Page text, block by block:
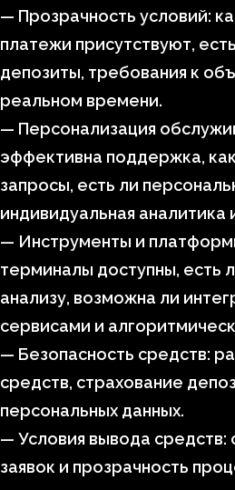
— Прозрачность условий:
платежи присутствуют,
депозиты, требования к
реальном времени.
— Персонализация
эффективна поддержка,
запросы, есть ли
индивидуальная аналитика
— Инструменты и
терминалы доступны, есть
анализу, возможна ли
сервисами и
— Безопасность средств:
средств, страхование
персональных данных.
— Условия вывода средств:
заявок и прозрачность